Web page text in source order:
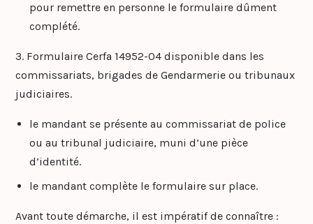
pour remettre en personne le formulaire dûment
complété.
3. Formulaire Cerfa 14952-04 disponible dans les
commissariats, brigades de Gendarmerie ou tribunaux
judiciaires.
le mandant se présente au commissariat de police
ou au tribunal judiciaire, muni d’une pièce
d’identité.
le mandant complète le formulaire sur place.
Avant toute démarche, il est impératif de connaître :